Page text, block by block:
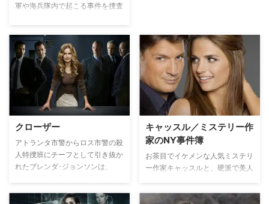
軍や海兵隊内で起こる事件を捜査
査班』の本家にあたるシリーズ。
クローザー
アトランタ市警からロス市警の殺
人特捜班にチーフとして引き抜か
れたブレンダ･ジョンソンは、
キャッスル／ミステリー作
家のNY事件簿
お茶目でイケメンな人気ミステリ
ー作家キャッスルと、硬派で美人
ビが数々の難事件に挑む犯罪捜査